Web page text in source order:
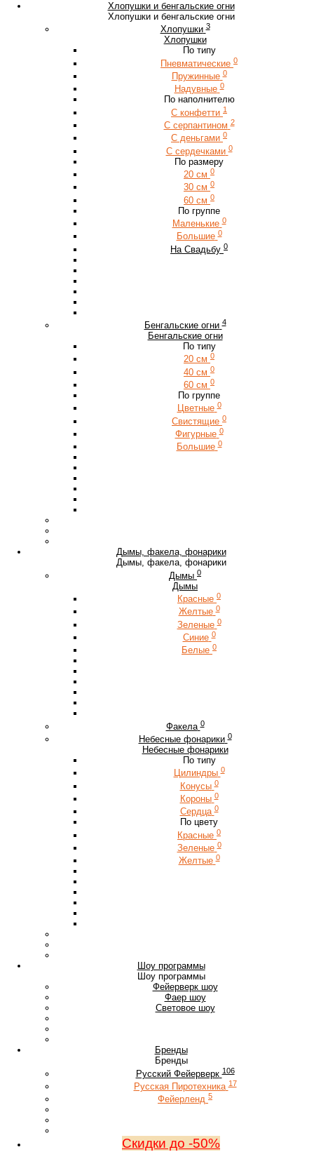
Хлопушки и бенгальские огни
Хлопушки и бенгальские огни
Хлопушки 3
Хлопушки
По типу
Пневматические 0
Пружинные 0
Надувные 0
По наполнителю
С конфетти 1
С серпантином 2
С деньгами 0
С сердечками 0
По размеру
20 см 0
30 см 0
60 см 0
По группе
Маленькие 0
Большие 0
На Свадьбу 0
Бенгальские огни 4
Бенгальские огни
По типу
20 см 0
40 см 0
60 см 0
По группе
Цветные 0
Свистящие 0
Фигурные 0
Большие 0
Дымы, факела, фонарики
Дымы, факела, фонарики
Дымы 0
Дымы
Красные 0
Желтые 0
Зеленые 0
Синие 0
Белые 0
Факела 0
Небесные фонарики 0
Небесные фонарики
По типу
Цилиндры 0
Конусы 0
Короны 0
Сердца 0
По цвету
Красные 0
Зеленые 0
Желтые 0
Шоу программы
Шоу программы
Фейерверк шоу
Фаер шоу
Световое шоу
Бренды
Бренды
Русский Фейерверк 106
Русская Пиротехника 17
Фейерленд 5
Скидки до -50%